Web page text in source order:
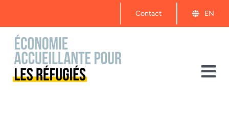
Contact EN